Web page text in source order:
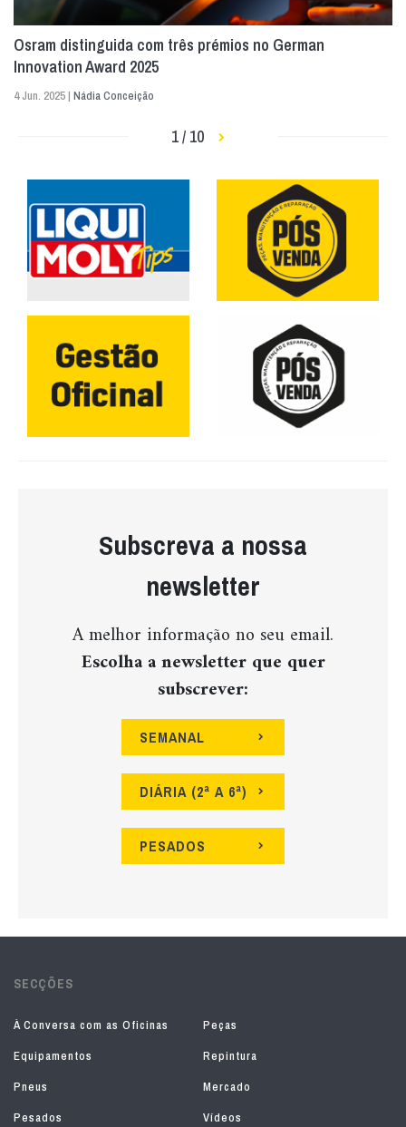
Osram distinguida com três prémios no German
Innovation Award 2025
4 Jun. 2025 | Nádia Conceição
1 / 10
Subscreva a nossa
newsletter
A melhor informação no seu email.
Escolha a newsletter que quer
subscrever:
SEMANAL
DIÁRIA (2ª A 6ª)
PESADOS
SECÇÕES
À Conversa com as Oficinas
Peças
Equipamentos
Repintura
Pneus
Mercado
Pesados
Vídeos